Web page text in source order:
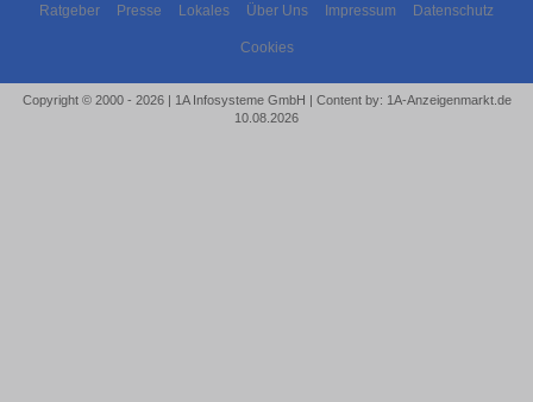
Ratgeber Presse Lokales Über Uns Impressum Datenschutz
Cookies
Copyright © 2000 - 2026 | 1A Infosysteme GmbH | Content by: 1A-Anzeigenmarkt.de
10.08.2026